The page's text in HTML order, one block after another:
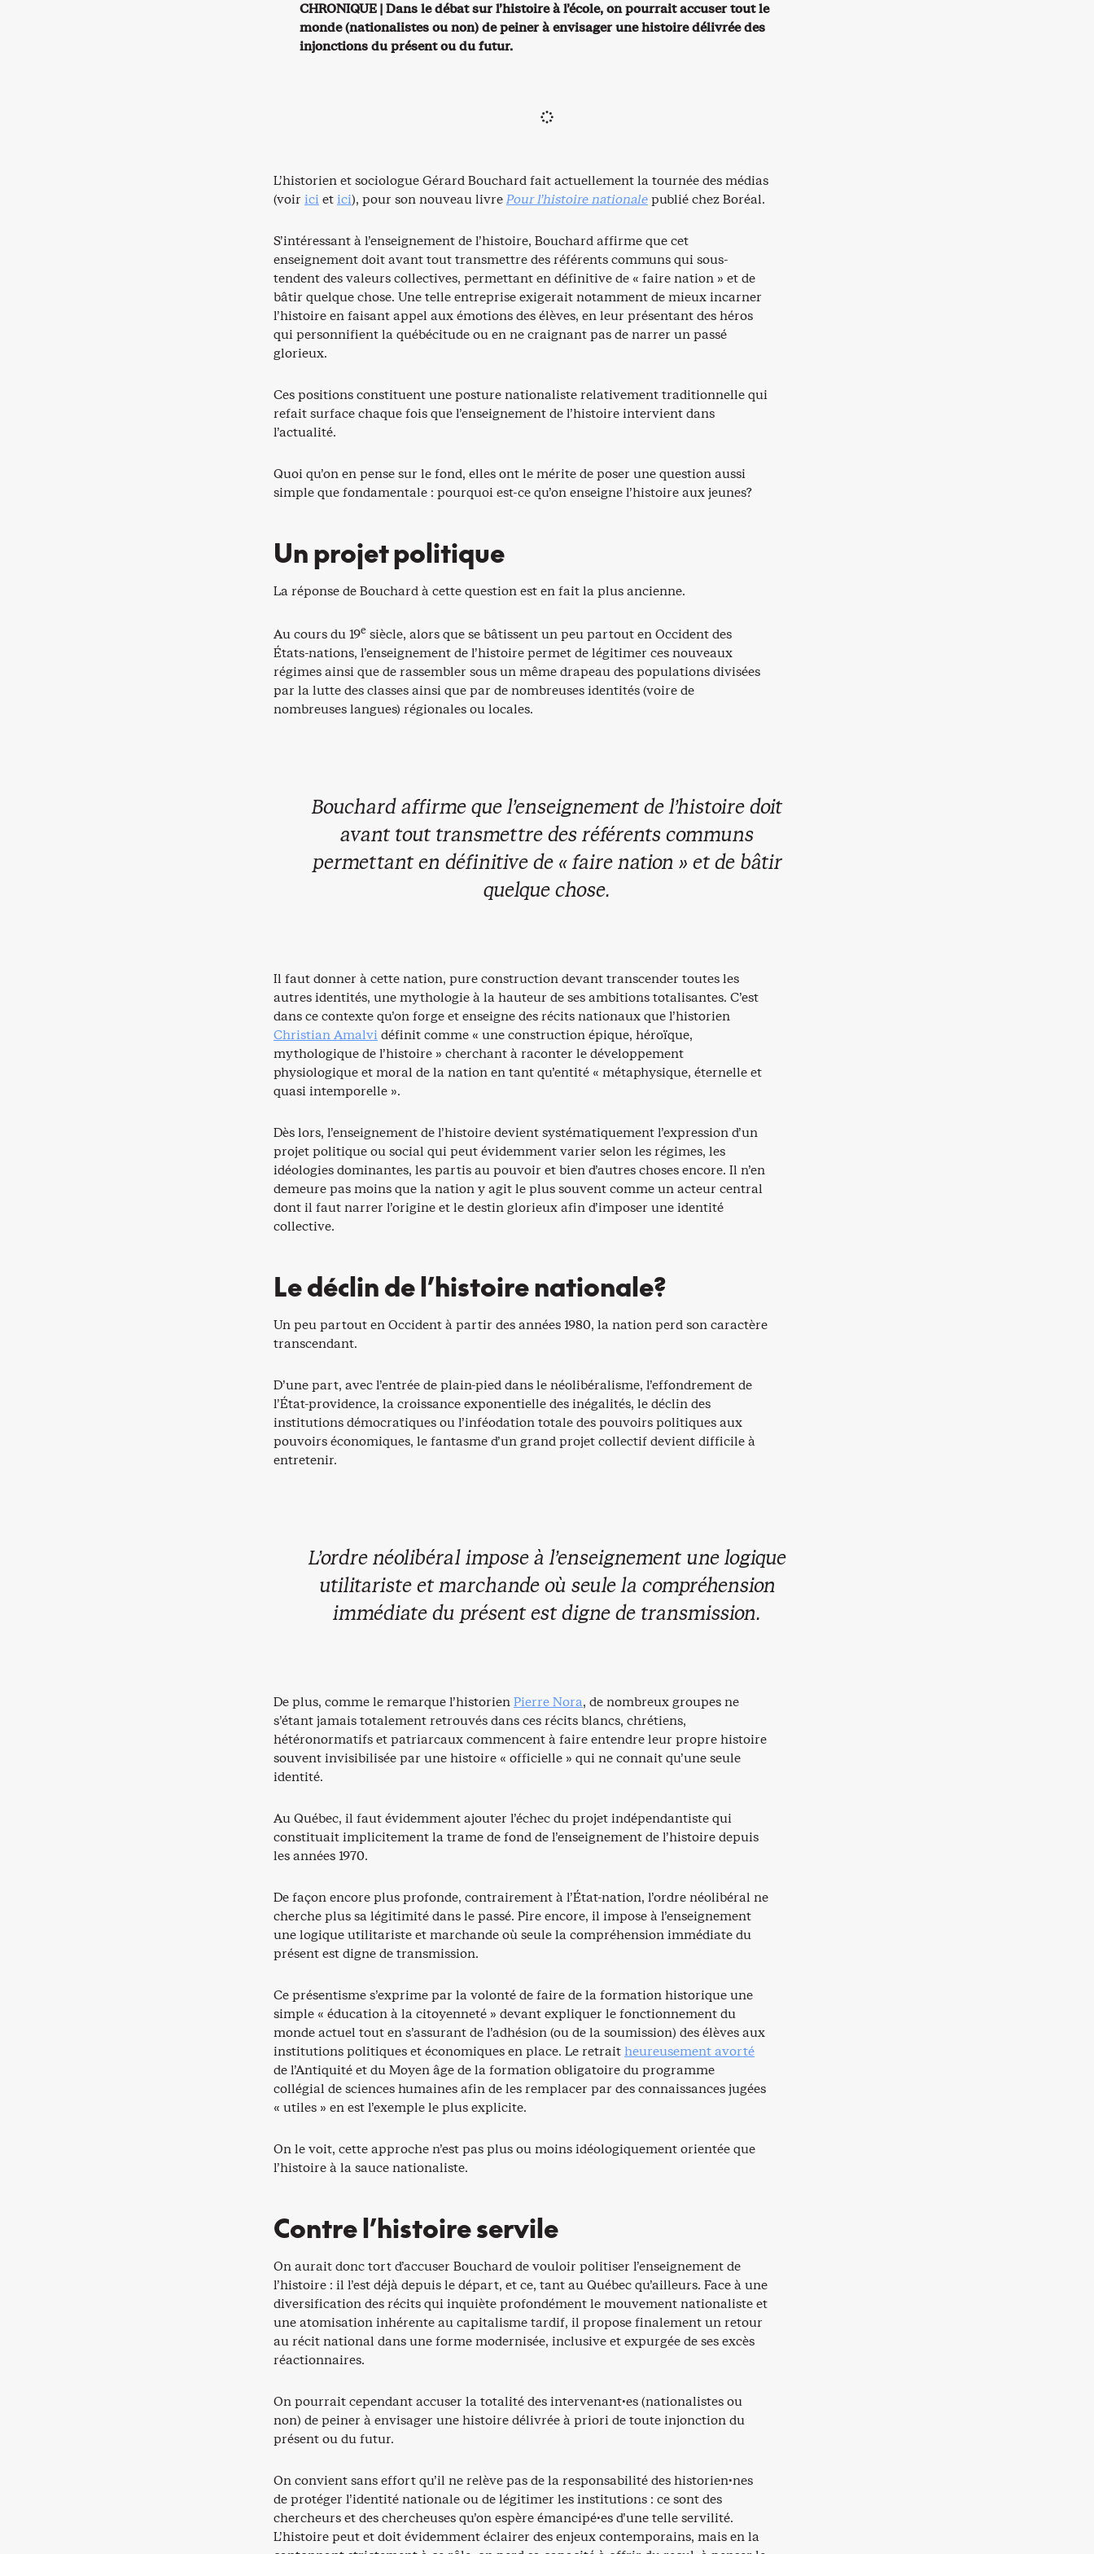
CHRONIQUE | Dans le débat sur l’histoire à l’école, on pourrait accuser tout le
monde (nationalistes ou non) de peiner à envisager une histoire délivrée des
injonctions du présent ou du futur.
L’historien et sociologue Gérard Bouchard fait actuellement la tournée des médias
(voir icietici), pour son nouveau livrePour l’histoire nationalepublié chez Boréal.
S’intéressant à l’enseignement de l’histoire, Bouchard affirme que cet
enseignement doit avant tout transmettre des référents communs qui sous-
tendent des valeurs collectives, permettant en définitive de « faire nation » et de
bâtir quelque chose. Une telle entreprise exigerait notamment de mieux incarner
l’histoire en faisant appel aux émotions des élèves, en leur présentant des héros
qui personnifient la québécitude ou en ne craignant pas de narrer un passé
glorieux.
Ces positions constituent une posture nationaliste relativement traditionnelle qui
refait surface chaque fois que l’enseignement de l’histoire intervient dans
l’actualité.
Quoi qu’on en pense sur le fond, elles ont le mérite de poser une question aussi
simple que fondamentale : pourquoi est-ce qu’on enseigne l’histoire aux jeunes?
Un projet politique
La réponse de Bouchard à cette question est en fait la plus ancienne.
Au cours du 19e siècle, alors que se bâtissent un peu partout en Occident des
États-nations, l’enseignement de l’histoire permet de légitimer ces nouveaux
régimes ainsi que de rassembler sous un même drapeau des populations divisées
par la lutte des classes ainsi que par de nombreuses identités (voire de
nombreuses langues) régionales ou locales.
Bouchard affirme que l’enseignement de l’histoire doit
avant tout transmettre des référents communs
permettant en définitive de « faire nation » et de bâtir
quelque chose.
Il faut donner à cette nation, pure construction devant transcender toutes les
autres identités, une mythologie à la hauteur de ses ambitions totalisantes. C’est
dans ce contexte qu’on forge et enseigne des récits nationaux que l’historien
Christian Amalvidéfinit comme « une construction épique, héroïque,
mythologique de l’histoire » cherchant à raconter le développement
physiologique et moral de la nation en tant qu’entité « métaphysique, éternelle et
quasi intemporelle ».
Dès lors, l’enseignement de l’histoire devient systématiquement l’expression d’un
projet politique ou social qui peut évidemment varier selon les régimes, les
idéologies dominantes, les partis au pouvoir et bien d’autres choses encore. Il n’en
demeure pas moins que la nation y agit le plus souvent comme un acteur central
dont il faut narrer l’origine et le destin glorieux afin d’imposer une identité
collective.
Le déclin de l’histoire nationale?
Un peu partout en Occident à partir des années 1980, la nation perd son caractère
transcendant.
D’une part, avec l’entrée de plain-pied dans le néolibéralisme, l’effondrement de
l’État-providence, la croissance exponentielle des inégalités, le déclin des
institutions démocratiques ou l’inféodation totale des pouvoirs politiques aux
pouvoirs économiques, le fantasme d’un grand projet collectif devient difficile à
entretenir.
L’ordre néolibéral impose à l’enseignement une logique
utilitariste et marchande où seule la compréhension
immédiate du présent est digne de transmission.
De plus, comme le remarque l’historienPierre Nora, de nombreux groupes ne
s’étant jamais totalement retrouvés dans ces récits blancs, chrétiens,
hétéronormatifs et patriarcaux commencent à faire entendre leur propre histoire
souvent invisibilisée par une histoire « officielle » qui ne connait qu’une seule
identité.
Au Québec, il faut évidemment ajouter l’échec du projet indépendantiste qui
constituait implicitement la trame de fond de l’enseignement de l’histoire depuis
les années 1970.
De façon encore plus profonde, contrairement à l’État-nation, l’ordre néolibéral ne
cherche plus sa légitimité dans le passé. Pire encore, il impose à l’enseignement
une logique utilitariste et marchande où seule la compréhension immédiate du
présent est digne de transmission.
Ce présentisme s’exprime par la volonté de faire de la formation historique une
simple « éducation à la citoyenneté » devant expliquer le fonctionnement du
monde actuel tout en s’assurant de l’adhésion (ou de la soumission) des élèves aux
institutions politiques et économiques en place. Le retraitheureusement avorté
de l’Antiquité et du Moyen âge de la formation obligatoire du programme
collégial de sciences humaines afin de les remplacer par des connaissances jugées
« utiles » en est l’exemple le plus explicite.
On le voit, cette approche n’est pas plus ou moins idéologiquement orientée que
l’histoire à la sauce nationaliste.
Contre l’histoire servile
On aurait donc tort d’accuser Bouchard de vouloir politiser l’enseignement de
l’histoire : il l’est déjà depuis le départ, et ce, tant au Québec qu’ailleurs. Face à une
diversification des récits qui inquiète profondément le mouvement nationaliste et
une atomisation inhérente au capitalisme tardif, il propose finalement un retour
au récit national dans une forme modernisée, inclusive et expurgée de ses excès
réactionnaires.
On pourrait cependant accuser la totalité des intervenant·es (nationalistes ou
non) de peiner à envisager une histoire délivrée à priori de toute injonction du
présent ou du futur.
On convient sans effort qu’il ne relève pas de la responsabilité des historien·nes
de protéger l’identité nationale ou de légitimer les institutions : ce sont des
chercheurs et des chercheuses qu’on espère émancipé·es d’une telle servilité.
L’histoire peut et doit évidemment éclairer des enjeux contemporains, mais en la